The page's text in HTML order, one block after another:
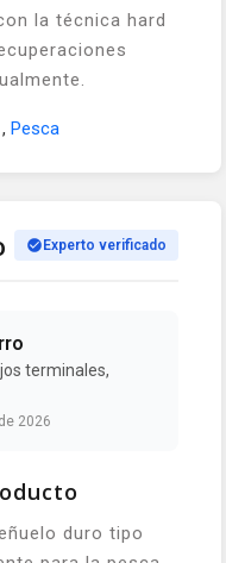
la técnica hard
, Pesca
Experto verificado
terminales,
2026
duro tipo